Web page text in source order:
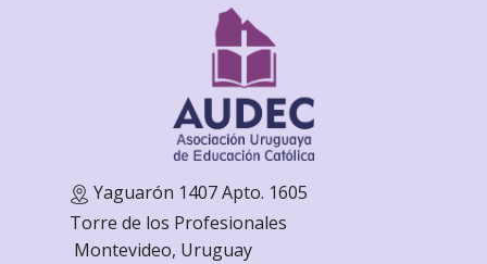
Yaguarón 1407 Apto. 1605
Torre de los Profesionales
Montevideo, Uruguay